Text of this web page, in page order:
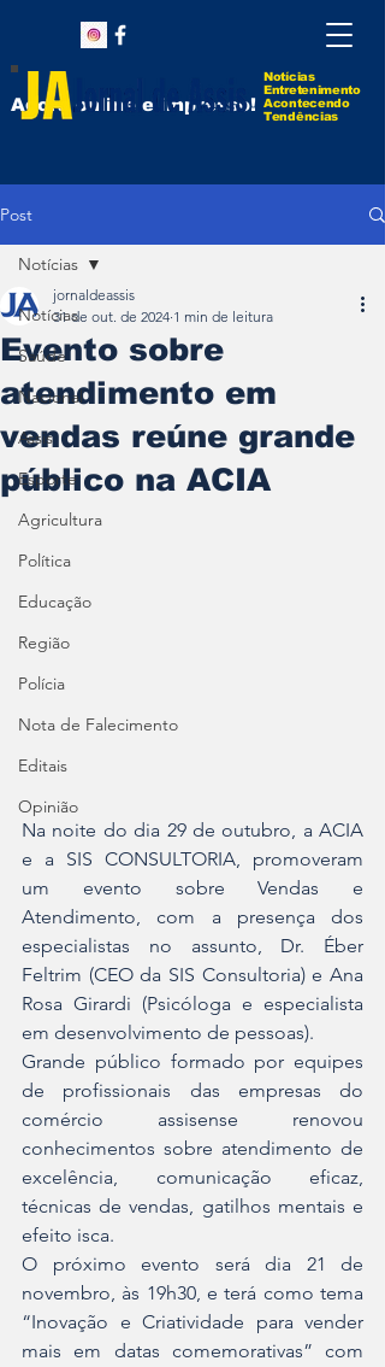
Notícias
Entretenimento
Acontecendo
Tendências
Agora online e impresso!
Post
Notícias
Saúde
Nacional
Assis
Esporte
Agricultura
Política
Educação
Região
Polícia
Nota de Falecimento
Editais
Opinião
Notícias
Evento sobre
atendimento em
vendas reúne grande
público na ACIA
jornaldeassis
31 de out. de 2024 1 min de leitura
Na noite do dia 29 de outubro, a ACIA
e a SIS CONSULTORIA, promoveram
um evento sobre Vendas e
Atendimento, com a presença dos
especialistas no assunto, Dr. Éber
Feltrim (CEO da SIS Consultoria) e Ana
Rosa Girardi (Psicóloga e especialista
em desenvolvimento de pessoas).
Grande público formado por equipes
de profissionais das empresas do
comércio assisense renovou
conhecimentos sobre atendimento de
excelência, comunicação eficaz,
técnicas de vendas, gatilhos mentais e
efeito isca.
O próximo evento será dia 21 de
novembro, às 19h30, e terá como tema
“Inovação e Criatividade para vender
mais em datas comemorativas” com